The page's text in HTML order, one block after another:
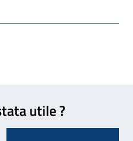
Sito esterno - Apertura in
in nuova finestra
il programma di posta
scelta meno
utile ?